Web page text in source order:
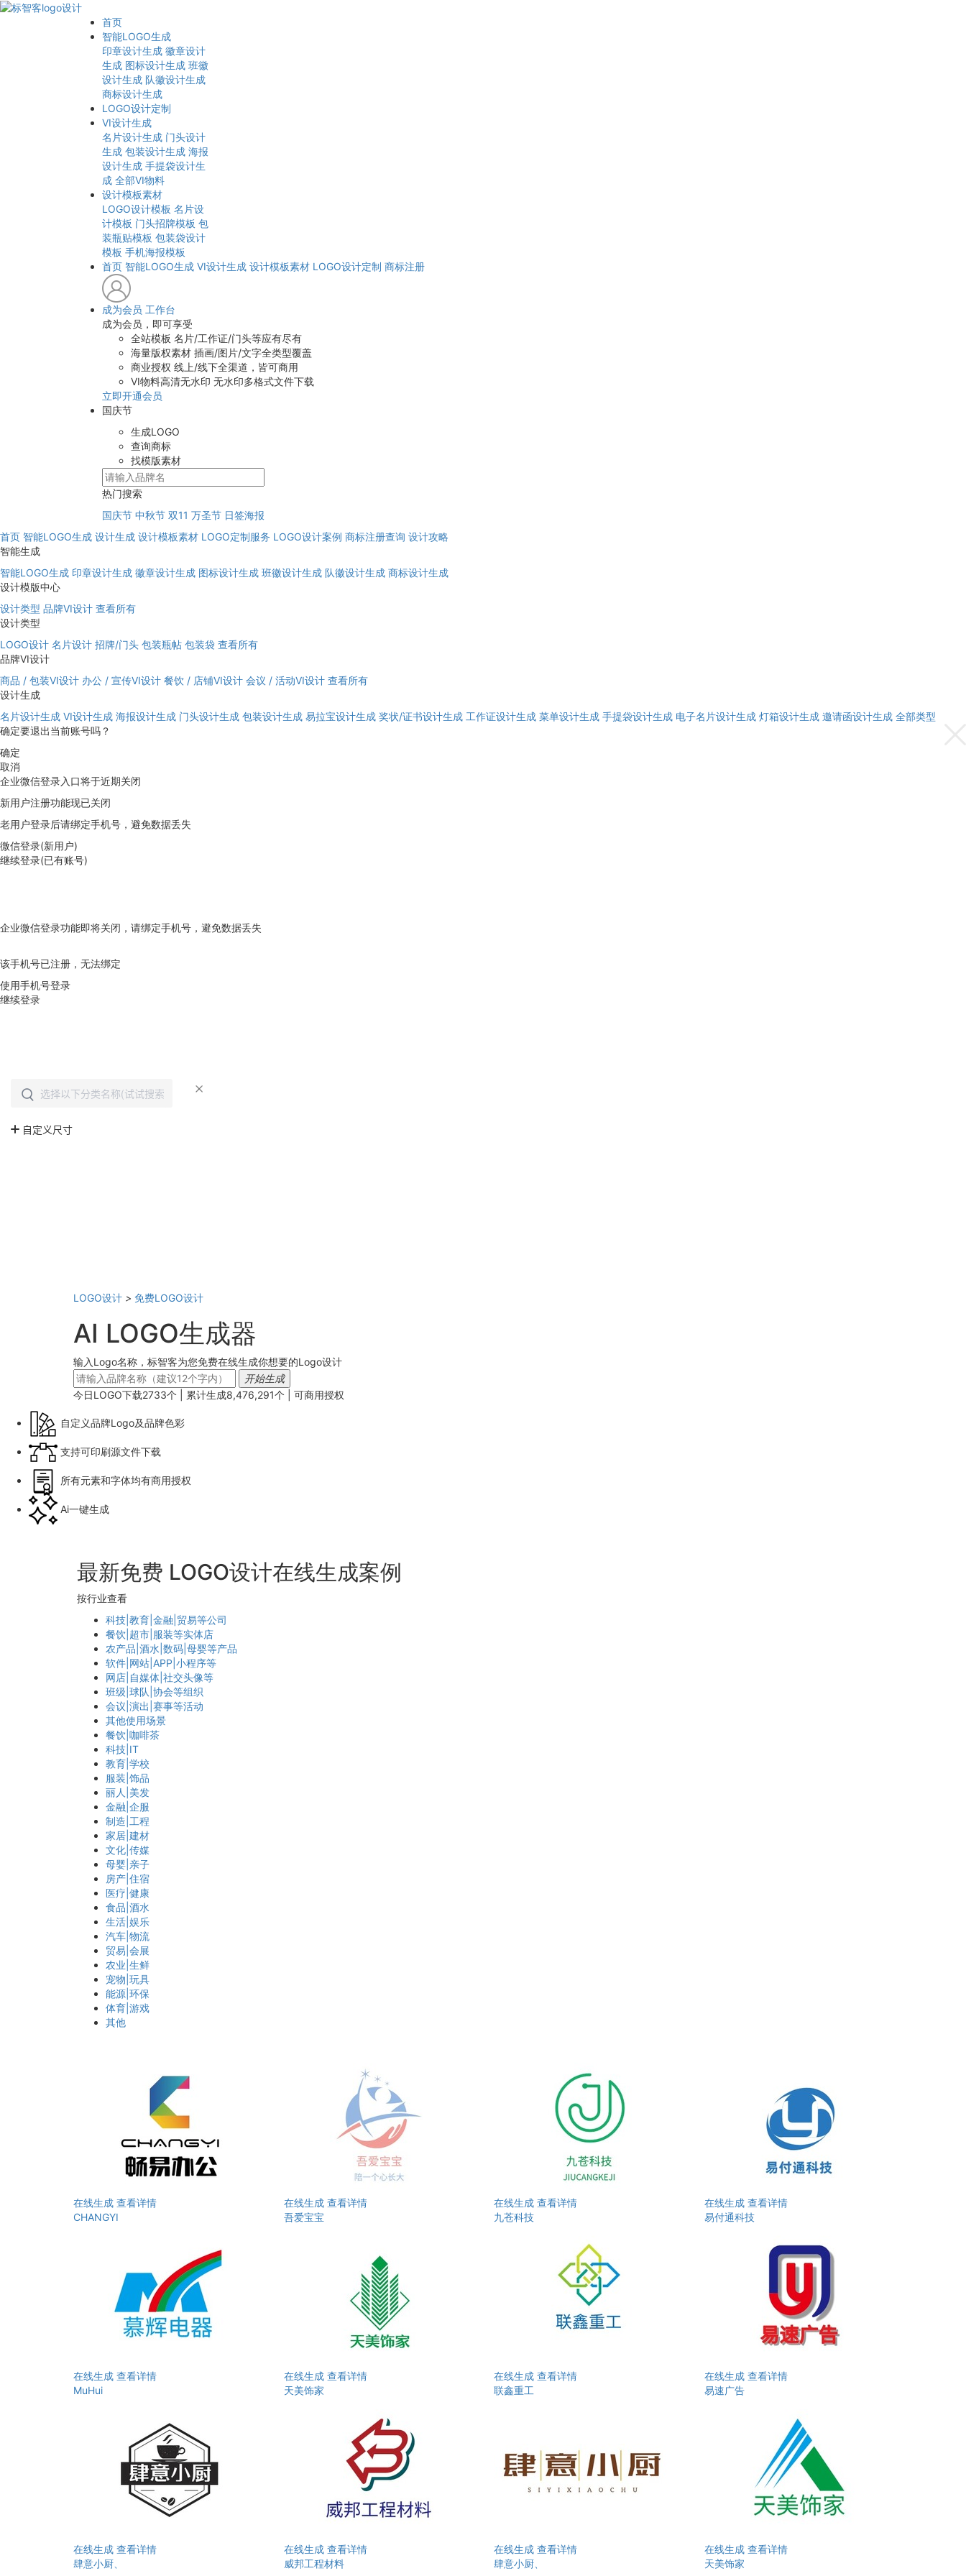
首页
智能LOGO生成
印章设计生成 徽章设计
生成 图标设计生成 班徽
设计生成 队徽设计生成
商标设计生成
LOGO设计定制
VI设计生成
名片设计生成 门头设计
生成 包装设计生成 海报
设计生成 手提袋设计生
成 全部VI物料
设计模板素材
LOGO设计模板 名片设
计模板 门头招牌模板 包
装瓶贴模板 包装袋设计
模板 手机海报模板
首页 智能LOGO生成 VI设计生成 设计模板素材 LOGO设计定制 商标注册
成为会员 工作台
成为会员，即可享受
全站模板 名片/工作证/门头等应有尽有
海量版权素材 插画/图片/文字全类型覆盖
商业授权 线上/线下全渠道，皆可商用
VI物料高清无水印 无水印多格式文件下载
立即开通会员
国庆节
生成LOGO
查询商标
找模版素材
热门搜索
国庆节 中秋节 双11 万圣节 日签海报
首页 智能LOGO生成 设计生成 设计模板素材 LOGO定制服务 LOGO设计案例 商标注册查询 设计攻略
智能生成
智能LOGO生成 印章设计生成 徽章设计生成 图标设计生成 班徽设计生成 队徽设计生成 商标设计生成
设计模版中心
设计类型 品牌VI设计 查看所有
设计类型
LOGO设计 名片设计 招牌/门头 包装瓶帖 包装袋 查看所有
品牌VI设计
商品 / 包装VI设计 办公 / 宣传VI设计 餐饮 / 店铺VI设计 会议 / 活动VI设计 查看所有
设计生成
名片设计生成 VI设计生成 海报设计生成 门头设计生成 包装设计生成 易拉宝设计生成 奖状/证书设计生成 工作证设计生成 菜单设计生成 手提袋设计生成 电子名片设计生成 灯箱设计生成 邀请函设计生成 全部类型
确定要退出当前账号吗？
确定
取消
企业微信登录入口将于近期关闭
新用户注册功能现已关闭
老用户登录后请绑定手机号，避免数据丢失
微信登录(新用户)
继续登录(已有账号)
企业微信登录功能即将关闭，请绑定手机号，避免数据丢失
该手机号已注册，无法绑定
使用手机号登录
继续登录
LOGO设计 > 免费LOGO设计
AI LOGO生成器
输入Logo名称，标智客为您免费在线生成你想要的Logo设计
开始生成
今日LOGO下载2733个 | 累计生成8,476,291个 | 可商用授权
自定义品牌Logo及品牌色彩
支持可印刷源文件下载
所有元素和字体均有商用授权
Ai一键生成
最新免费 LOGO设计在线生成案例
按行业查看
科技|教育|金融|贸易等公司
餐饮|超市|服装等实体店
农产品|酒水|数码|母婴等产品
软件|网站|APP|小程序等
网店|自媒体|社交头像等
班级|球队|协会等组织
会议|演出|赛事等活动
其他使用场景
餐饮|咖啡茶
科技|IT
教育|学校
服装|饰品
丽人|美发
金融|企服
制造|工程
家居|建材
文化|传媒
母婴|亲子
房产|住宿
医疗|健康
食品|酒水
生活|娱乐
汽车|物流
贸易|会展
农业|生鲜
宠物|玩具
能源|环保
体育|游戏
其他
在线生成 查看详情
CHANGYI
在线生成 查看详情
吾爱宝宝
在线生成 查看详情
九苍科技
在线生成 查看详情
易付通科技
在线生成 查看详情
MuHui
在线生成 查看详情
天美饰家
在线生成 查看详情
联鑫重工
在线生成 查看详情
易速广告
在线生成 查看详情
肆意小厨、
在线生成 查看详情
威邦工程材料
在线生成 查看详情
肆意小厨、
在线生成 查看详情
天美饰家